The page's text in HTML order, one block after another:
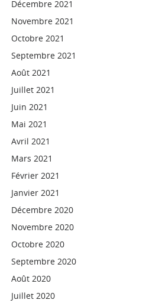
Décembre 2021
Novembre 2021
Octobre 2021
Septembre 2021
Août 2021
Juillet 2021
Juin 2021
Mai 2021
Avril 2021
Mars 2021
Février 2021
Janvier 2021
Décembre 2020
Novembre 2020
Octobre 2020
Septembre 2020
Août 2020
Juillet 2020